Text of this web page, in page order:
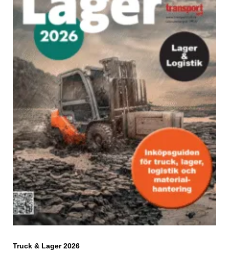
Truck & Lager 2026